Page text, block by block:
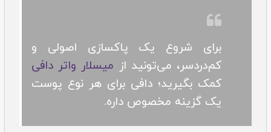
برای شروع یک پاکسازی اصولی و
کم‌دردسر، می‌تونید از میسلار واتر دافی
کمک بگیرید؛ دافی برای هر نوع پوست
یک گزینه مخصوص داره.